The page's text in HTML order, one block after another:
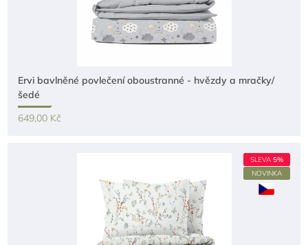
Ervi bavlněné povlečení oboustranné - hvězdy a mračky/
šedé
649,00 Kč
SLEVA 5%
NOVINKA